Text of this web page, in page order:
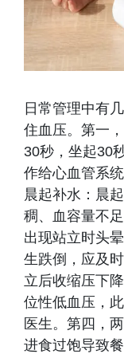
日常管理中有
住血压。第一
30秒，坐起30
作给心血管系
晨起补水：晨
稠、血容量不
出现站立时头
生跌倒，应及
立后收缩压下
位性低血压，
医生。第四，
进食过饱导致餐